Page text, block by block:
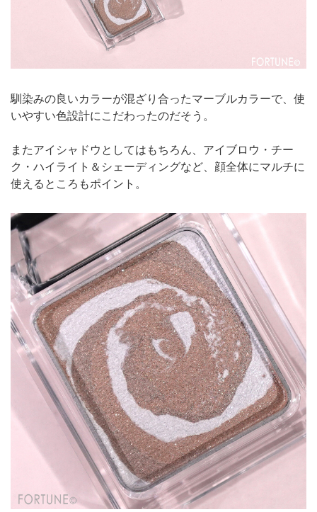
馴染みの良いカラーが混ざり合ったマーブルカラーで、使
いやすい色設計にこだわったのだそう。
またアイシャドウとしてはもちろん、アイブロウ・チー
ク・ハイライト＆シェーディングなど、顔全体にマルチに
使えるところもポイント。